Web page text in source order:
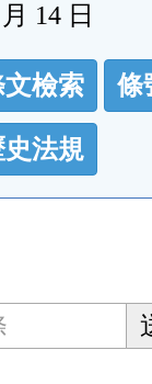
14 日
文檢索 條
史法規